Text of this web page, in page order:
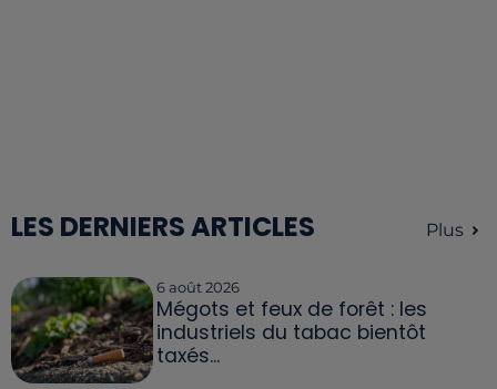
LES DERNIERS ARTICLES Plus
6 août 2026
Mégots et feux de forêt : les
industriels du tabac bientôt
taxés...